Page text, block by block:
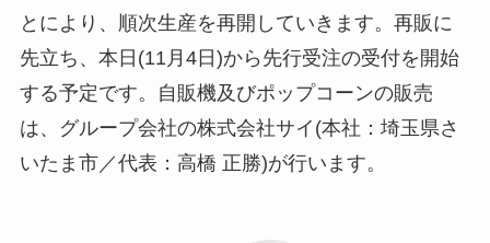
とにより、順次生産を再開していきます。再販に
先立ち、本日(11月4日)から先行受注の受付を開始
する予定です。自販機及びポップコーンの販売
は、グループ会社の株式会社サイ(本社：埼玉県さ
いたま市／代表：高橋 正勝)が行います。